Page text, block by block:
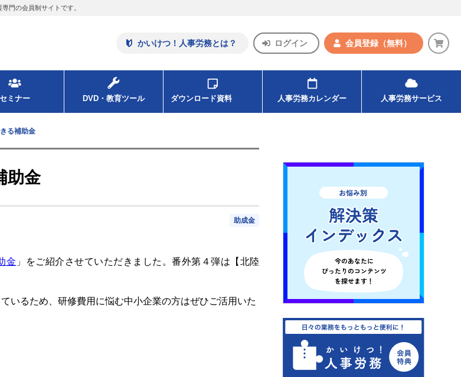
門の会員制サイトです。
かいけつ！人事労務とは？ ログイン 会員登録 （無料）
セミナー DVD・教育ツール ダウンロード資料 人事労務カレンダー 人事労務サービス
る補助金
助金
助成金
金 」をご紹介させていただきました。番外第４弾は【北陸
いるため、研修費用に悩む中小企業の方はぜひご活用いた